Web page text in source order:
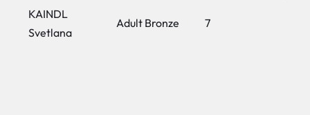
KAINDL
Svetlana
Adult Bronze 7